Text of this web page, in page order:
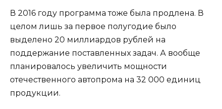
В 2016 году программа тоже была продлена. В
целом лишь за первое полугодие было
выделено 20 миллиардов рублей на
поддержание поставленных задач. А вообще
планировалось увеличить мощности
отечественного автопрома на 32 000 единиц
продукции.